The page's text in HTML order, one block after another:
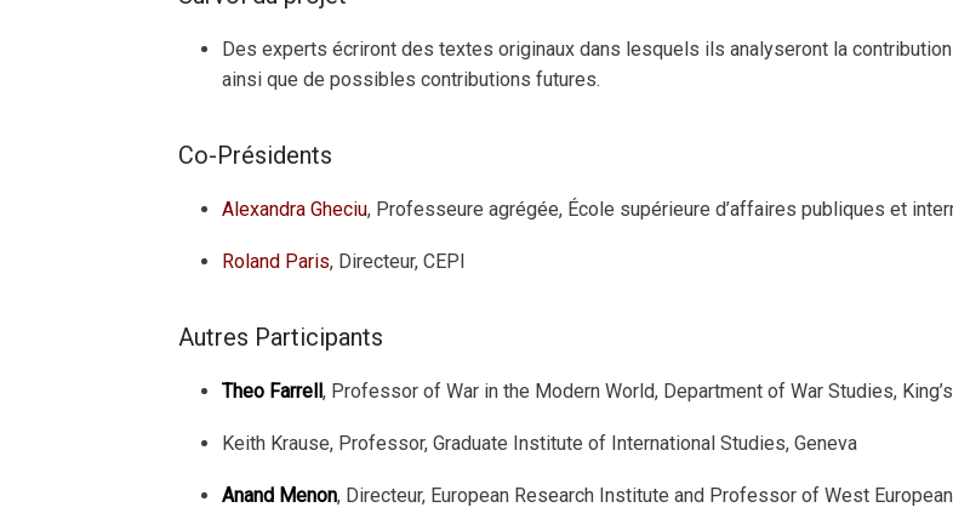
Des experts écriront des textes originaux dans lesquels ils analyseront la
ainsi que de possibles contributions futures.
Co-Présidents
Alexandra Gheciu, Professeure agrégée, École supérieure d’affaires publiques et
Roland Paris, Directeur, CEPI
Autres Participants
Theo Farrell, Professor of War in the Modern World, Department of War Studies,
Keith Krause, Professor, Graduate Institute of International Studies, Geneva
Anand Menon, Directeur, European Research Institute and Professor of West